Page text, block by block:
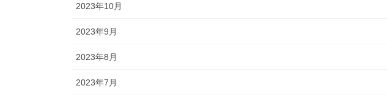
2023年10月
2023年9月
2023年8月
2023年7月